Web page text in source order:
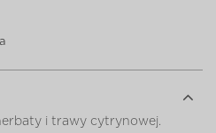
i trawy cytrynowej.